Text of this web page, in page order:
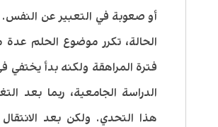
أو صعوبة في التعبير عن
الحالة، تكرر موضوع الحلم عدة
فترة المراهقة ولكنه بدأ يختفي
الدراسة الجامعية، ربما بعد
هذا التحدي. ولكن بعد